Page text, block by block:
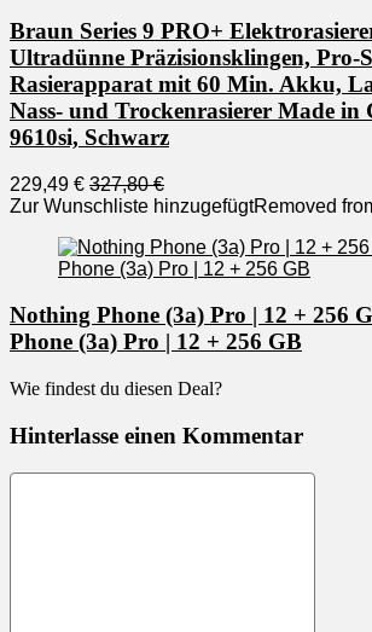
Braun Series 9 PRO+
Ultradünne Präzisionsklingen, Pro-
Rasierapparat mit 60 Min. Akku,
Nass- und Trockenrasierer Made in
9610si, Schwarz
229,49 € 327,80 €
Zur Wunschliste hinzugefügtRemoved
Nothing Phone (3a) Pro | 12 + 256
Phone (3a) Pro | 12 + 256 GB
Wie findest du diesen Deal?
Hinterlasse einen Kommentar